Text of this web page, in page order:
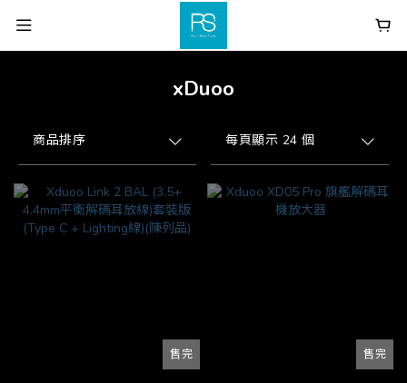
xDuoo
商品排序 每頁顯示 24 個
售完 售完